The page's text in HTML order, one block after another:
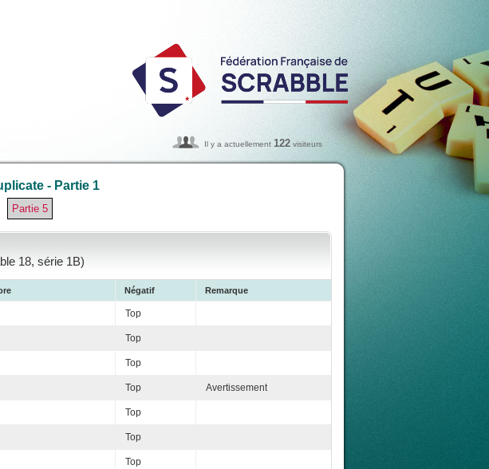
Il y a actuellement 122 visiteurs
- Partie 1
Partie 5
18, série 1B)
Négatif Remarque
Top
Top
Top
Top Avertissement
Top
Top
Top